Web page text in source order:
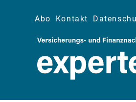
Abo Kontakt